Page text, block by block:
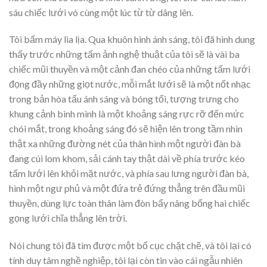
sáu chiếc lưới vó cùng một lúc từ từ dâng lên.
Tôi bấm máy lia lịa. Qua khuôn hình ánh sáng, tôi đã hình dung
thấy trước những tấm ảnh nghệ thuật của tôi sẽ là vài ba
chiếc mũi thuyền và một cảnh đan chéo của những tấm lưới
đọng đầy những giọt nước, mỗi mắt lưới sẽ là một nốt nhạc
trong bản hòa tấu ánh sáng và bóng tối, tượng trưng cho
khung cảnh bình minh là một khoảng sáng rực rỡ đến mức
chói mắt, trong khoảng sáng đó sẽ hiện lên trong tầm nhìn
thật xa những đường nét của thân hình một người đàn bà
đang cúi lom khom, sải cánh tay thật dài về phía trước kéo
tấm lưới lên khỏi mặt nước, và phía sau lưng người đàn bà,
hình một ngư phủ và một đứa trẻ đứng thẳng trên đầu mũi
thuyền, dùng lực toàn thân làm đòn bẩy nâng bổng hai chiếc
gọng lưới chĩa thẳng lên trời.
Nói chung tôi đã tìm được một bố cục chặt chẽ, và tôi lại có
tính duy tâm nghề nghiệp, tôi lại còn tin vào cái ngẫu nhiên